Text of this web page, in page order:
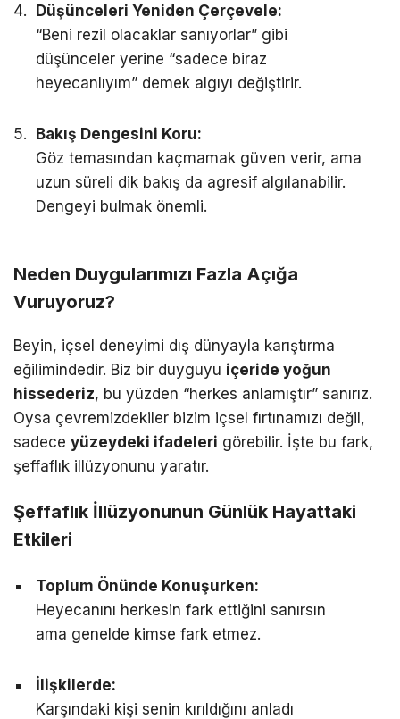
Düşünceleri Yeniden Çerçevele:
“Beni rezil olacaklar sanıyorlar” gibi
düşünceler yerine “sadece biraz
heyecanlıyım” demek algıyı değiştirir.
Bakış Dengesini Koru:
Göz temasından kaçmamak güven verir, ama
uzun süreli dik bakış da agresif algılanabilir.
Dengeyi bulmak önemli.
Neden Duygularımızı Fazla Açığa
Vuruyoruz?
Beyin, içsel deneyimi dış dünyayla karıştırma
eğilimindedir. Biz bir duyguyu içeride yoğun
hissederiz, bu yüzden “herkes anlamıştır” sanırız.
Oysa çevremizdekiler bizim içsel fırtınamızı değil,
sadece yüzeydeki ifadeleri görebilir. İşte bu fark,
şeffaflık illüzyonunu yaratır.
Şeffaflık İllüzyonunun Günlük Hayattaki
Etkileri
Toplum Önünde Konuşurken:
Heyecanını herkesin fark ettiğini sanırsın
ama genelde kimse fark etmez.
İlişkilerde:
Karşındaki kişi senin kırıldığını anladı